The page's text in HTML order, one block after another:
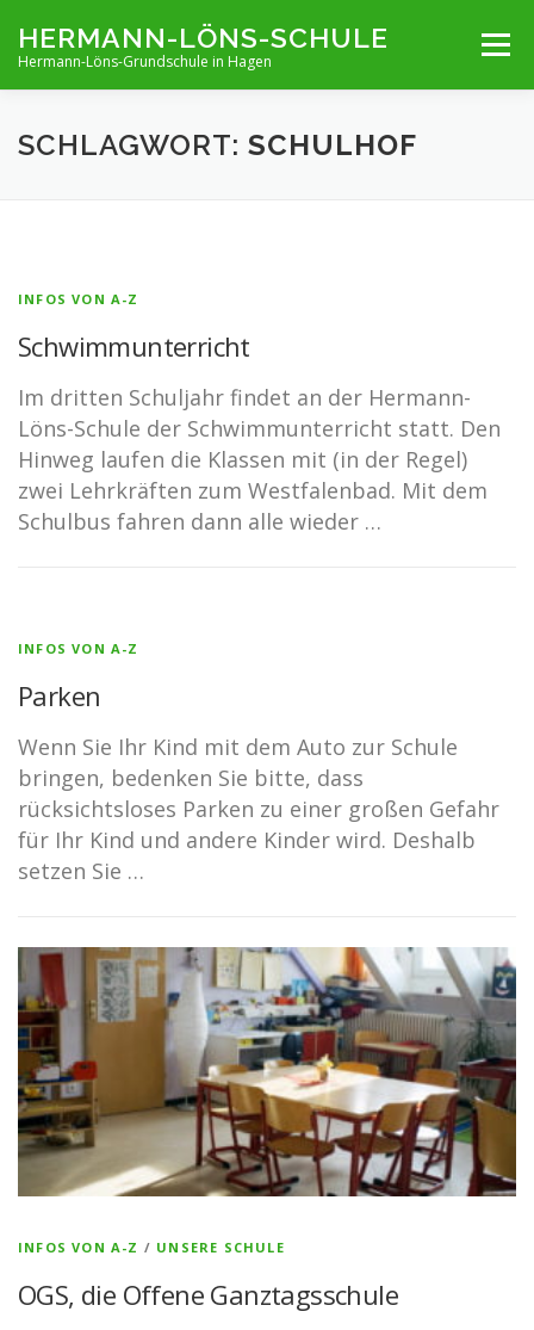
Inhalt
springen
HERMANN-LÖNS-SCHULE
Hermann-Löns-Grundschule in Hagen
Menü
TERMINE UNSERE SCHULE INFOS VON A-Z
SCHLAGWORT: SCHULHOF
INFOS VON A-Z
Schwimmunterricht
Im dritten Schuljahr findet an der Hermann-
Löns-Schule der Schwimmunterricht statt. Den
Hinweg laufen die Klassen mit (in der Regel)
zwei Lehrkräften zum Westfalenbad. Mit dem
Schulbus fahren dann alle wieder …
INFOS VON A-Z
Parken
Wenn Sie Ihr Kind mit dem Auto zur Schule
bringen, bedenken Sie bitte, dass
rücksichtsloses Parken zu einer großen Gefahr
für Ihr Kind und andere Kinder wird. Deshalb
setzen Sie …
INFOS VON A-Z / UNSERE SCHULE
OGS, die Offene Ganztagsschule